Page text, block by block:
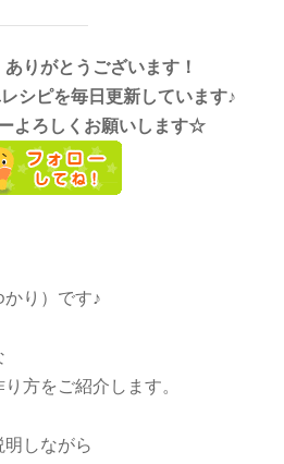
りがとうございます！
シピを毎日更新しています♪
よろしくお願いします☆
り）です♪
方をご紹介します。
しながら